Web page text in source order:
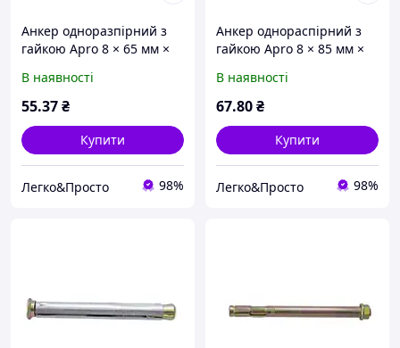
Анкер одноразпірний з
гайкою Apro 8 × 65 мм ×
розпірне кріплення для
бетону, цегли та монтажу
В наявності
55.37₴
Купити
Легко&Просто 98%
Анкер однораспірний з
гайкою Apro 8 × 85 мм ×
розпірне кріплення для
бетону, цегли та монтажу
В наявності
67.80₴
Купити
Легко&Просто 98%